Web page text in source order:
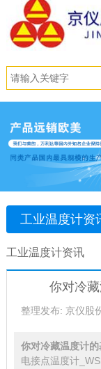
工业温度计资
工业温度计资讯
你对冷
整理发布: 京仪股
你对冷藏温度计
电接点温度计